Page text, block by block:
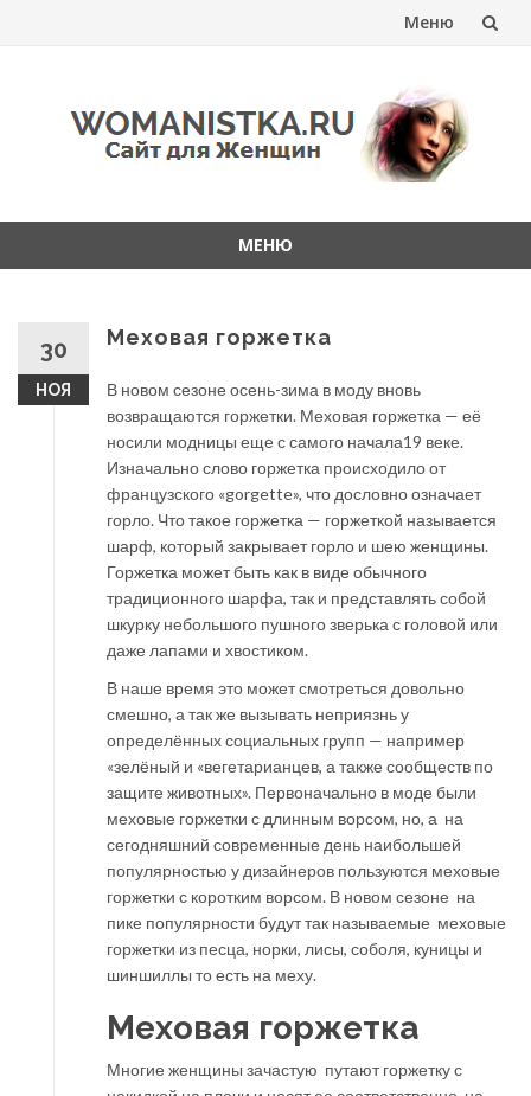
Меню
содержанию
МЕНЮ
30
НОЯ
Меховая горжетка
В новом сезоне осень-зима в моду вновь
возвращаются горжетки. Меховая горжетка — её
носили модницы еще с самого начала19 веке.
Изначально слово горжетка происходило от
французского «gorgette», что дословно означает
горло. Что такое горжетка — горжеткой называется
шарф, который закрывает горло и шею женщины.
Горжетка может быть как в виде обычного
традиционного шарфа, так и представлять собой
шкурку небольшого пушного зверька с головой или
даже лапами и хвостиком.
В наше время это может смотреться довольно
смешно, а так же вызывать неприязнь у
определённых социальных групп — например
«зелёный и «вегетарианцев, а также сообществ по
защите животных». Первоначально в моде были
меховые горжетки с длинным ворсом, но, а на
сегодняшний современные день наибольшей
популярностью у дизайнеров пользуются меховые
горжетки с коротким ворсом. В новом сезоне на
пике популярности будут так называемые меховые
горжетки из песца, норки, лисы, соболя, куницы и
шиншиллы то есть на меху.
Меховая горжетка
Многие женщины зачастую путают горжетку с